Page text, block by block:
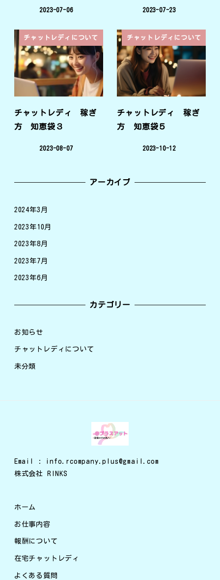
2023-07-06 2023-07-23
チャットレディについて
チャットレディ 稼ぎ
方 知恵袋３
2023-08-07
チャットレディについて
チャットレディ 稼ぎ
方 知恵袋５
2023-10-12
アーカイブ
2024年3月
2023年10月
2023年8月
2023年7月
2023年6月
カテゴリー
お知らせ
チャットレディについて
未分類
Email : info.rcompany.plus@gmail.com
株式会社 RINKS
ホーム
お仕事内容
報酬について
在宅チャットレディ
よくある質問